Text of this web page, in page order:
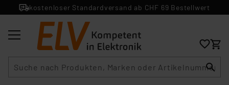
kostenloser Standardversand ab CHF 69 Bestellwert